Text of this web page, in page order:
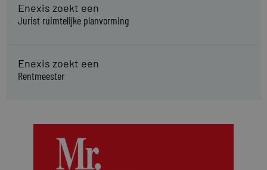
Enexis zoekt een
Jurist ruimtelijke planvorming
Enexis zoekt een
Rentmeester